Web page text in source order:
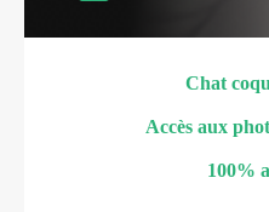
Chat
Accès aux
100%